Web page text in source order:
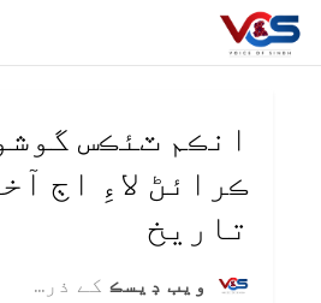
انڪم ٽئڪس
ڪرائڻ لاءِ اڄ
تاريخ
ويب ڊيسڪ کے ذریعہ